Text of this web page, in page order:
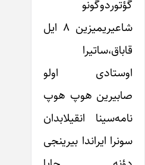
گؤتوردوگونو
شاعیریمیزین ۸ ایل
قاباق،ساتیرا
اوستادی اولو
صابیرین هوپ هوپ
نامه‌سینا انقیلابدان
سونرا ایراندا بیرینجی